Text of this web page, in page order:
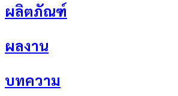
ผลิตภัณฑ์
ผลงาน
บทความ